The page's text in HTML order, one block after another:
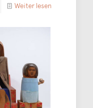
Weiter lesen